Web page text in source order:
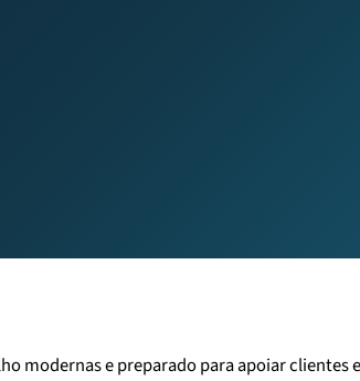
modernas e preparado para apoiar clientes